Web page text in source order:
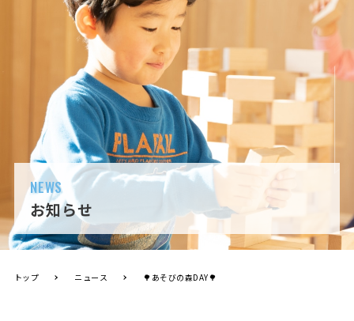
NEWS
お知らせ
トップ ニュース 🌳あそびの森DAY🌳